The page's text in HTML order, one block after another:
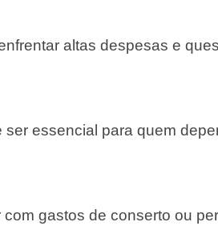
altas despesas e
essencial para quem
gastos de conserto ou